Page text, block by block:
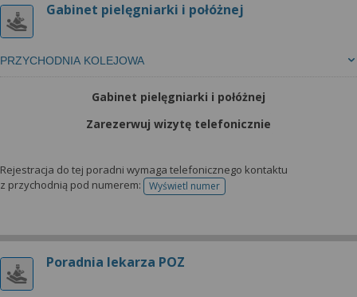
Gabinet pielęgniarki i połóżnej
PRZYCHODNIA KOLEJOWA
Gabinet pielęgniarki i połóżnej
Zarezerwuj wizytę telefonicznie
Rejestracja do tej poradni wymaga telefonicznego kontaktu
z przychodnią pod numerem:
Wyświetl numertelefonu do rejestracji
Poradnia lekarza POZ